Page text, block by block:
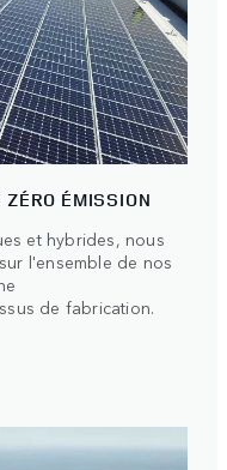
ZÉRO ÉMISSION
et hybrides, nous
l'ensemble de nos
de fabrication.